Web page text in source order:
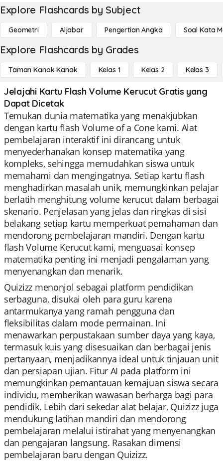
Explore Flashcards by Subject
Geometri Aljabar Pengertian Angka Soal Kata
Explore Flashcards by Grades
Taman Kanak Kanak Kelas 1 Kelas 2 Kelas 3
Jelajahi Kartu Flash Volume Kerucut Gratis yang
Dapat Dicetak
Temukan dunia matematika yang menakjubkan
dengan kartu flash Volume of a Cone kami. Alat
pembelajaran interaktif ini dirancang untuk
menyederhanakan konsep matematika yang
kompleks, sehingga memudahkan siswa untuk
memahami dan mengingatnya. Setiap kartu flash
menghadirkan masalah unik, memungkinkan pelajar
berlatih menghitung volume kerucut dalam berbagai
skenario. Penjelasan yang jelas dan ringkas di sisi
belakang setiap kartu memperkuat pemahaman dan
mendorong pembelajaran mandiri. Dengan kartu
flash Volume Kerucut kami, menguasai konsep
matematika penting ini menjadi pengalaman yang
menyenangkan dan menarik.
Quizizz menonjol sebagai platform pendidikan
serbaguna, disukai oleh para guru karena
antarmukanya yang ramah pengguna dan
fleksibilitas dalam mode permainan. Ini
menawarkan perpustakaan sumber daya yang kaya,
termasuk kuis yang disesuaikan dan berbagai jenis
pertanyaan, menjadikannya ideal untuk tinjauan unit
dan persiapan ujian. Fitur AI pada platform ini
memungkinkan pemantauan kemajuan siswa secara
individu, memberikan wawasan berharga bagi para
pendidik. Lebih dari sekedar alat belajar, Quizizz juga
mendukung latihan mandiri dan mendorong
pembelajaran melalui istirahat yang menyenangkan
dan pengajaran langsung. Rasakan dimensi
pembelajaran baru dengan Quizizz.